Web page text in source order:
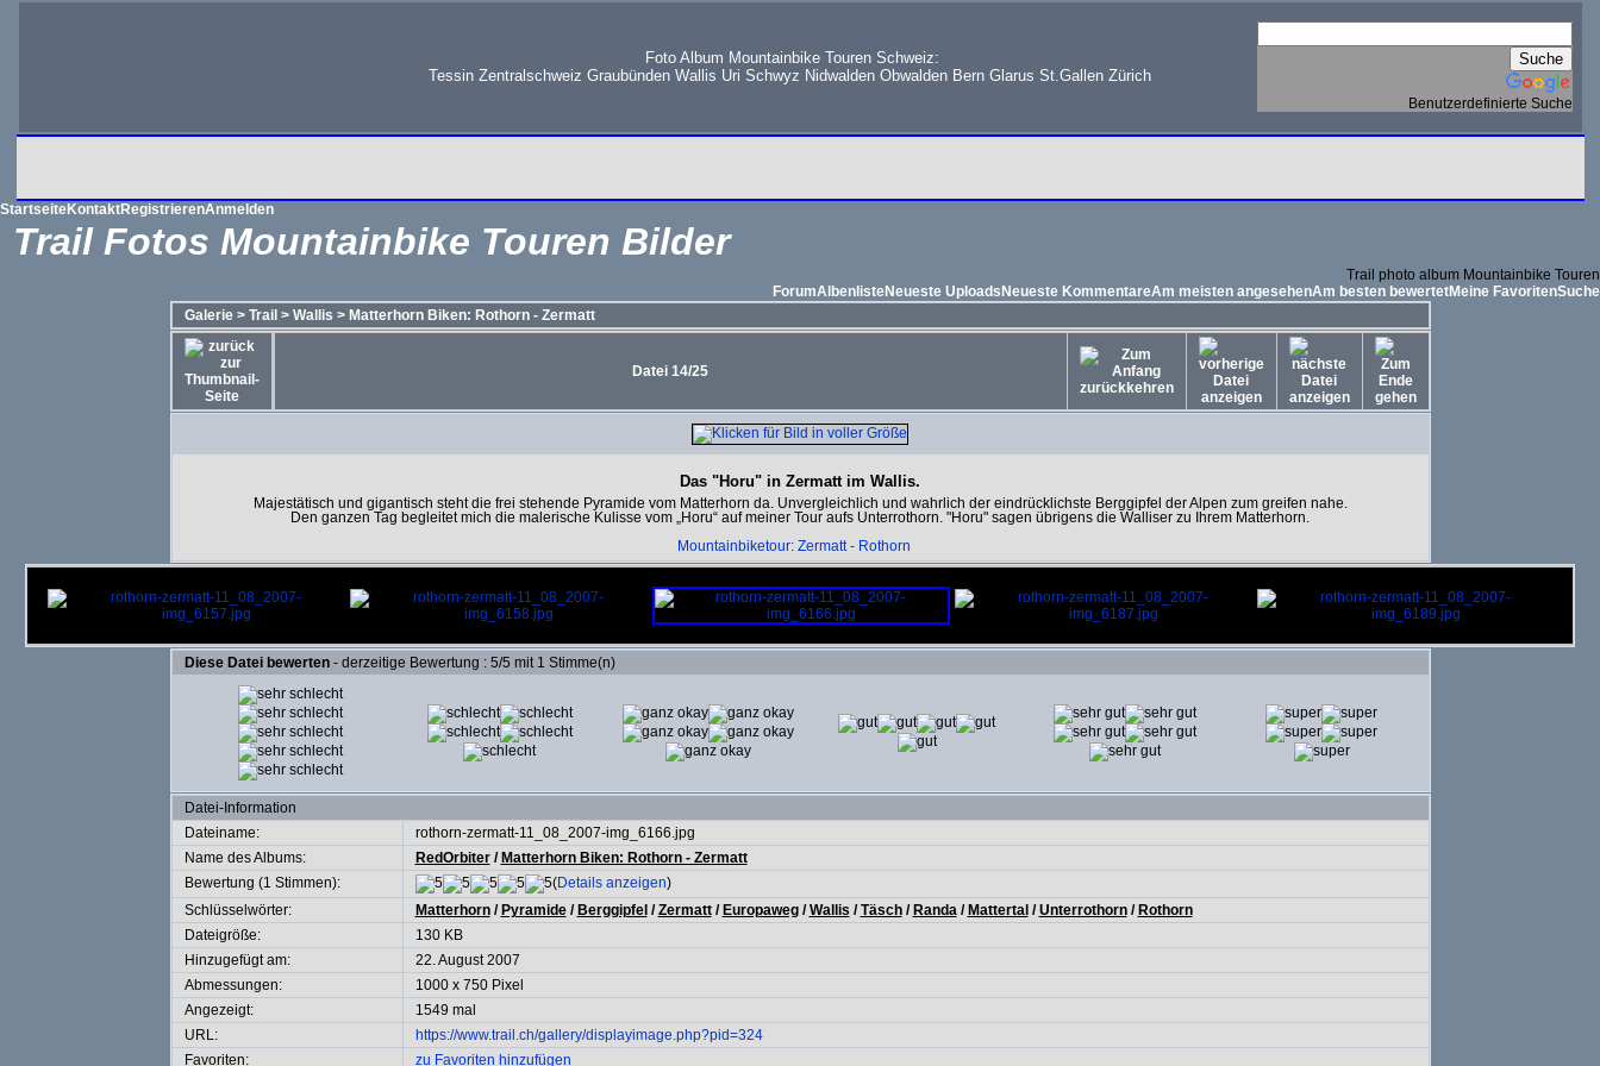
Foto Album Mountainbike Touren Schweiz:
Tessin Zentralschweiz Graubünden Wallis Uri Schwyz Nidwalden Obwalden Bern Glarus St.Gallen Zürich
Benutzerdefinierte Suche
StartseiteKontaktRegistrierenAnmelden
Trail Fotos Mountainbike Touren Bilder
Trail photo album Mountainbike Touren
ForumAlbenlisteNeueste Uploads Neueste KommentareAm meisten angesehenAm besten bewertetMeine FavoritenSuche
Galerie> Trail > Wallis > Matterhorn Biken: Rothorn - Zermatt
Datei 14/25
Das "Horu" in Zermatt im Wallis.
Majestätisch und gigantisch steht die frei stehende Pyramide vom Matterhorn da. Unvergleichlich und wahrlich der eindrücklichste Berggipfel der Alpen zum greifen nahe.
Den ganzen Tag begleitet mich die malerische Kulisse vom „Horu“ auf meiner Tour aufs Unterrothorn. "Horu" sagen übrigens die Walliser zu Ihrem Matterhorn.
Mountainbiketour: Zermatt - Rothorn
Diese Datei bewerten- derzeitige Bewertung : 5/5 mit 1 Stimme(n)
Datei-Information
Dateiname:
rothorn-zermatt-11_08_2007-img_6166.jpg
Name des Albums:
RedOrbiter/ Matterhorn Biken: Rothorn - Zermatt
Bewertung (1 Stimmen):
(Details anzeigen)
Schlüsselwörter:
Matterhorn/ Pyramide/ Berggipfel /Zermatt/ Europaweg/Wallis /Täsch/ Randa/ Mattertal /Unterrothorn/ Rothorn
Dateigröße:
130 KB
Hinzugefügt am:
22. August 2007
Abmessungen:
1000 x 750 Pixel
Angezeigt:
1549 mal
URL:
https://www.trail.ch/gallery/displayimage.php?pid=324
Favoriten:
zu Favoriten hinzufügen